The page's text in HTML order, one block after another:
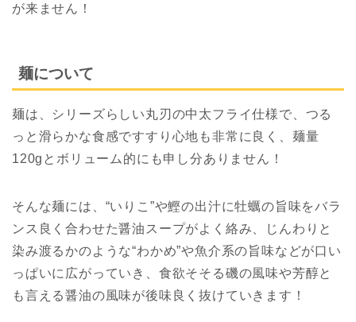
が来ません！
麺について
麺は、シリーズらしい丸刃の中太フライ仕様で、つる
っと滑らかな食感ですすり心地も非常に良く、麺量
120gとボリューム的にも申し分ありません！
そんな麺には、“いりこ”や鰹の出汁に牡蠣の旨味をバラ
ンス良く合わせた醤油スープがよく絡み、じんわりと
染み渡るかのような“わかめ”や魚介系の旨味などが口い
っぱいに広がっていき、食欲そそる磯の風味や芳醇と
も言える醤油の風味が後味良く抜けていきます！